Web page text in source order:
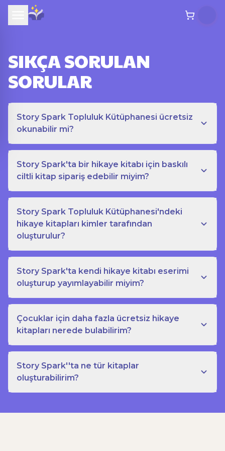
SIKÇA SORULAN
SORULAR
Story Spark Topluluk Kütüphanesi ücretsiz
okunabilir mi?
Story Spark'ta bir hikaye kitabı için baskılı
ciltli kitap sipariş edebilir miyim?
Story Spark Topluluk Kütüphanesi'ndeki
hikaye kitapları kimler tarafından
oluşturulur?
Story Spark'ta kendi hikaye kitabı eserimi
oluşturup yayımlayabilir miyim?
Çocuklar için daha fazla ücretsiz hikaye
kitapları nerede bulabilirim?
Story Spark''ta ne tür kitaplar
oluşturabilirim?